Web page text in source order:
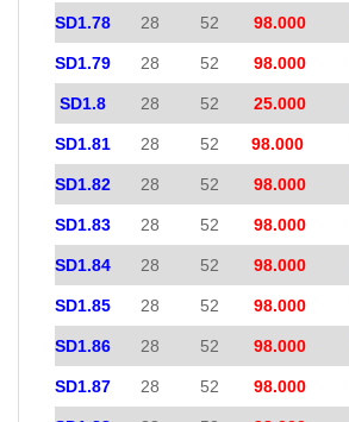
SD1.78 28 52 98.000
SD1.79 28 52 98.000
SD1.8 28 52 25.000
SD1.81 28 52 98.000
SD1.82 28 52 98.000
SD1.83 28 52 98.000
SD1.84 28 52 98.000
SD1.85 28 52 98.000
SD1.86 28 52 98.000
SD1.87 28 52 98.000